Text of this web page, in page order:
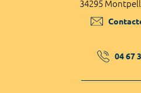
34295
04 67